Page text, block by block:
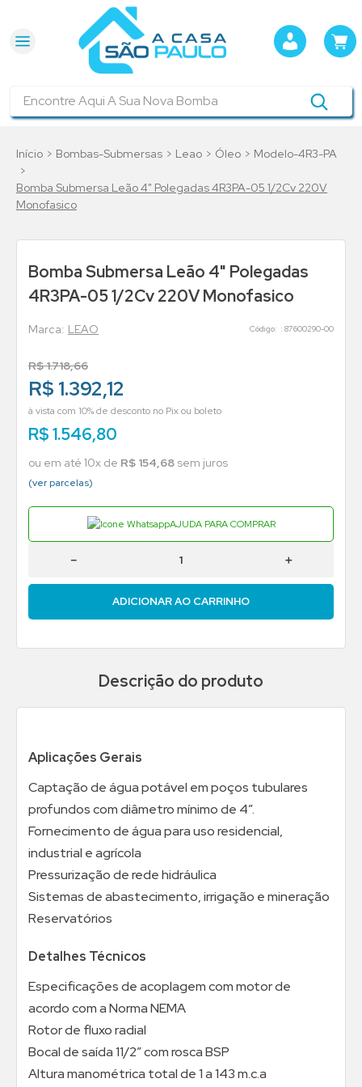
Bombas-Submersas Leao Óleo Modelo-4R3-PA
Bomba Submersa Leão 4" Polegadas 4R3PA-05 1/2Cv 220V
Monofasico
Bomba Submersa Leão 4" Polegadas
4R3PA-05 1/2Cv 220V Monofasico
LEAO : 87600290-00
R$1.718,66
R$ 1.392,12
à vista com 10% de desconto no Pix ou boleto
R$1.546,80
ou em até 10x de R$ 154,68 sem juros
(ver parcelas)
AJUDA PARA COMPRAR
＋
－
ADICIONAR AO CARRINHO
Descrição do produto
Aplicações Gerais
Captação de água potável em poços tubulares
profundos com diâmetro mínimo de 4”.
Fornecimento de água para uso residencial,
industrial e agrícola
Pressurização de rede hidráulica
Sistemas de abastecimento, irrigação e mineração
Reservatórios
Detalhes Técnicos
Especificações de acoplagem com motor de
acordo com a Norma NEMA
Rotor de fluxo radial
Bocal de saída 11/2” com rosca BSP
Altura manométrica total de 1 a 143 m.c.a